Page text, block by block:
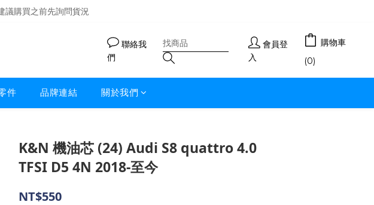
議購買之前先詢問貨況
議購買之前先詢問貨況
聯絡我
們
會員登
入
購物車
(0)
件 品牌連結 關於我們
K&N 機油芯 (24) Audi S8 quattro 4.0
TFSI D5 4N 2018-至今
NT$550